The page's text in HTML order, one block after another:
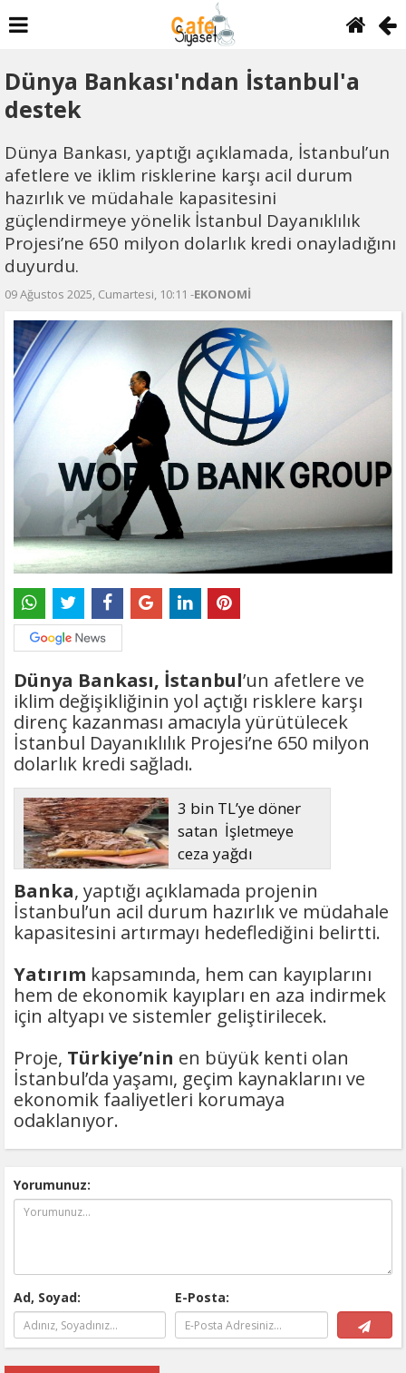
Dünya Bankası'ndan İstanbul'a
destek
Dünya Bankası, yaptığı açıklamada, İstanbul’un
afetlere ve iklim risklerine karşı acil durum
hazırlık ve müdahale kapasitesini
güçlendirmeye yönelik İstanbul Dayanıklılık
Projesi’ne 650 milyon dolarlık kredi onayladığını
duyurdu.
09 Ağustos 2025, Cumartesi, 10:11 -EKONOMİ
Dünya Bankası, İstanbul’un afetlere ve
iklim değişikliğinin yol açtığı risklere karşı
direnç kazanması amacıyla yürütülecek
İstanbul Dayanıklılık Projesi’ne 650 milyon
dolarlık kredi sağladı.
3 bin TL’ye döner
satan İşletmeye
ceza yağdı
Banka, yaptığı açıklamada projenin
İstanbul’un acil durum hazırlık ve müdahale
kapasitesini artırmayı hedeflediğini belirtti.
Yatırım kapsamında, hem can kayıplarını
hem de ekonomik kayıpları en aza indirmek
için altyapı ve sistemler geliştirilecek.
Proje, Türkiye’nin en büyük kenti olan
İstanbul’da yaşamı, geçim kaynaklarını ve
ekonomik faaliyetleri korumaya
odaklanıyor.
Yorumunuz:
Ad, Soyad: E-Posta: